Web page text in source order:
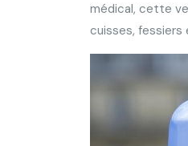
médical, cette
cuisses, fessiers